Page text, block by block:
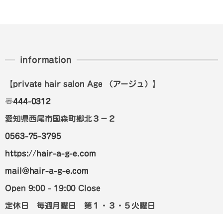
information
【private hair salon Age （アージュ） 】
〠444-0312
愛知県西尾市国森町郷北３－２
0563-75-3795
https://hair-a-g-e.com
mail@hair-a-g-e.com
Open 9:00 - 19:00 Close
定休日 毎週月曜日 第１・３・５火曜日